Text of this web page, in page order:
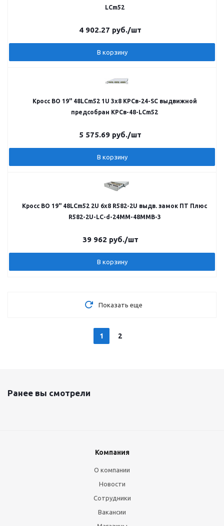
LCm52
4 902.27 руб./шт
В корзину
Кросс ВО 19" 48LCm52 1U 3х8 КРСв-24-SC выдвижной
предсобран КРСв-48-LCm52
5 575.69 руб./шт
В корзину
Кросс ВО 19" 48LCm52 2U 6х8 R582-2U выдв. замок ПТ Плюс
R582-2U-LС-d-24ММ-48ММВ-3
39 962 руб./шт
В корзину
Показать еще
1 2
Ранее вы смотрели
Компания
О компании
Новости
Сотрудники
Вакансии